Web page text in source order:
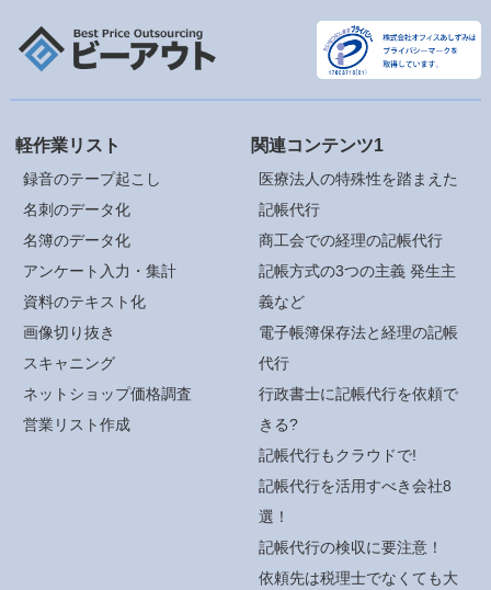
軽作業リスト
録音のテープ起こし
名刺のデータ化
名簿のデータ化
アンケート入力・集計
資料のテキスト化
画像切り抜き
スキャニング
ネットショップ価格調査
営業リスト作成
関連コンテンツ1
医療法人の特殊性を踏まえた
記帳代行
商工会での経理の記帳代行
記帳方式の3つの主義 発生主
義など
電子帳簿保存法と経理の記帳
代行
行政書士に記帳代行を依頼で
きる?
記帳代行もクラウドで!
記帳代行を活用すべき会社8
選！
記帳代行の検収に要注意！
依頼先は税理士でなくても大